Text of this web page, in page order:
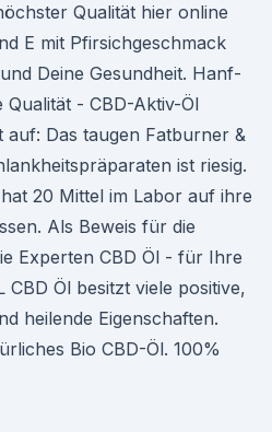
Qualität hier online
E mit Pfirsichgeschmack
Deine Gesundheit. Hanf-
Qualität - CBD-Aktiv-Öl
auf: Das taugen Fatburner &
ist riesig.
20 Mittel im Labor auf ihre
Als Beweis für die
Experten CBD Öl - für Ihre
CBD Öl besitzt viele positive,
heilende Eigenschaften.
Bio CBD-Öl. 100%